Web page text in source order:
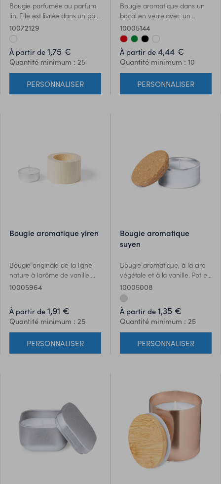
Bougie parfumée au parfum
lin. Elle est livrée dans un pot
en céramique blanc original,
avec base en liège naturel et
couvercle en bambou.
Présenté dans une boîte
individuelle de conception
kraft.
10072129
À partir de 1,75 €
Quantité minimum : 25
PERSONNALISER
Bougie aromatique dans un
bocal en verre avec un
couvercle en bambou.
Disponible en verre de
différentes couleurs et avec
différents arômes selon la
couleur :Parfum de vanille
blanche.Parfum de bois de
santal noir.Arôme de cannelle
rouge.Parfum de jasmin
10005144
À partir de 4,44 €
Quantité minimum : 10
PERSONNALISER
bougie aromatique yiren
Bougie originale de la ligne
nature à larôme de vanille.
Socle en bois naturel,
individuel éco design et
finition kraft.
10005964
À partir de 1,91 €
Quantité minimum : 25
PERSONNALISER
bougie aromatique
suyen
Bougie aromatique, à la cire
végétale et à la vanille. Pot en
aluminium, avec un bouchon
en liège naturel. Présenté
dans une boîte design kraft
individuelle.
10005008
À partir de 1,35 €
Quantité minimum : 25
PERSONNALISER